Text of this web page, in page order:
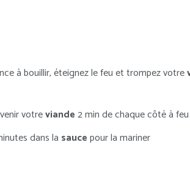
à bouillir, éteignez le feu et trompez votre
votreviande2 min de chaque côté à
dans la saucepour la mariner